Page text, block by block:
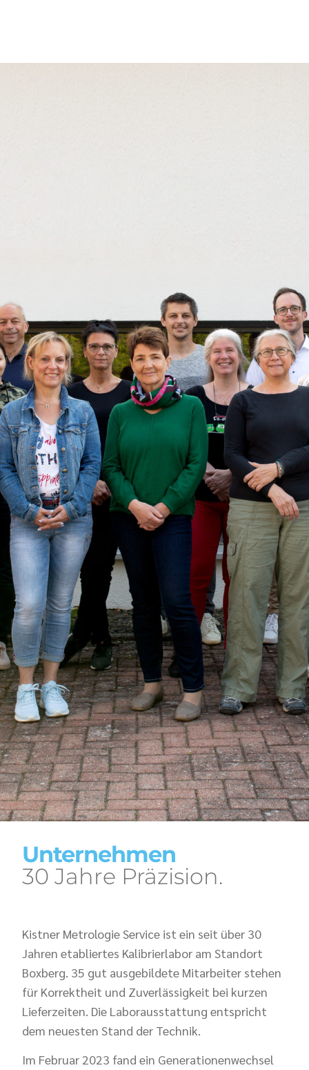
Unternehmen
30 Jahre Präzision.
Kistner Metrologie Service ist ein seit über 30
Jahren etabliertes Kalibrierlabor am Standort
Boxberg. 35 gut ausgebildete Mitarbeiter stehen
für Korrektheit und Zuverlässigkeit bei kurzen
Lieferzeiten. Die Laborausstattung entspricht
dem neuesten Stand der Technik.
Im Februar 2023 fand ein Generationenwechsel